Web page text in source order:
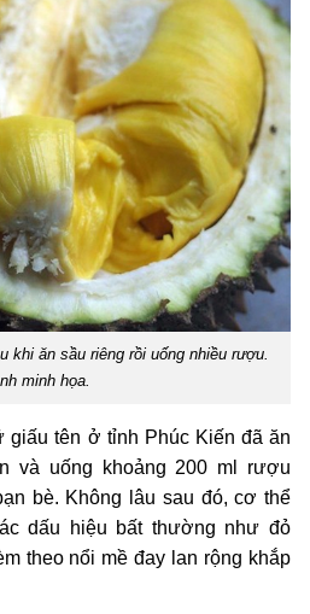
khi ăn sầu riêng rồi uống nhiều rượu.
minh họa.
tên ở tỉnh Phúc Kiến đã ăn
và uống khoảng 200 ml rượu
bè. Không lâu sau đó, cơ thể
dấu hiệu bất thường như đỏ
theo nổi mề đay lan rộng khắp